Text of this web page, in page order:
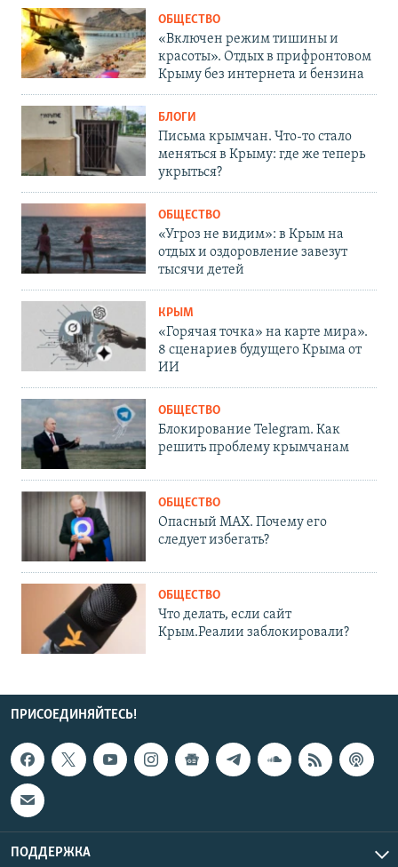
ОБЩЕСТВО
«Включен режим тишины и
красоты». Отдых в прифронтовом
Крыму без интернета и бензина
БЛОГИ
Письма крымчан. Что-то стало
меняться в Крыму: где же теперь
укрыться?
ОБЩЕСТВО
«Угроз не видим»: в Крым на
отдых и оздоровление завезут
тысячи детей
КРЫМ
«Горячая точка» на карте мира».
8 сценариев будущего Крыма от
ИИ
ОБЩЕСТВО
Блокирование Telegram. Как
решить проблему крымчанам
ОБЩЕСТВО
Опасный MAX. Почему его
следует избегать?
ОБЩЕСТВО
Что делать, если сайт
Крым.Реалии заблокировали?
ПРИСОЕДИНЯЙТЕСЬ!
ПОДДЕРЖКА